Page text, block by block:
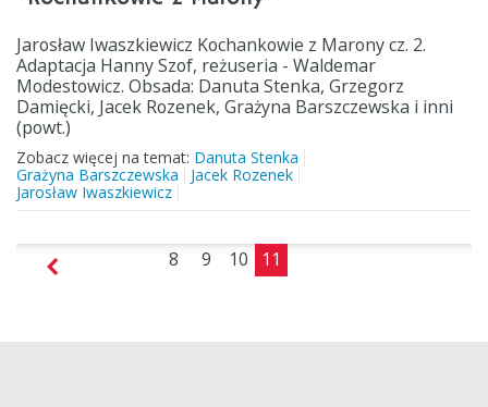
Jarosław Iwaszkiewicz Kochankowie z Marony cz. 2.
Adaptacja Hanny Szof, reżuseria - Waldemar
Modestowicz. Obsada: Danuta Stenka, Grzegorz
Damięcki, Jacek Rozenek, Grażyna Barszczewska i inni
(powt.)
Zobacz więcej na temat: Danuta Stenka
Grażyna Barszczewska
Jacek Rozenek
Jarosław Iwaszkiewicz
8 9 10 11